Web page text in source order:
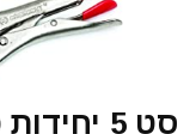
סט 5